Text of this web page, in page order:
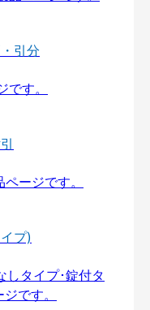
引分
プ)